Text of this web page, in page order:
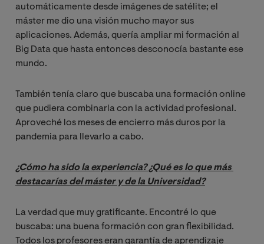
automáticamente desde imágenes de satélite; el
máster me dio una visión mucho mayor sus
aplicaciones. Además, quería ampliar mi formación al
Big Data que hasta entonces desconocía bastante ese
mundo.
También tenía claro que buscaba una formación online
que pudiera combinarla con la actividad profesional.
Aproveché los meses de encierro más duros por la
pandemia para llevarlo a cabo.
¿Cómo ha sido la experiencia? ¿Qué es lo que más
destacarías del máster y de la Universidad?
La verdad que muy gratificante. Encontré lo que
buscaba: una buena formación con gran flexibilidad.
Todos los profesores eran garantía de aprendizaje